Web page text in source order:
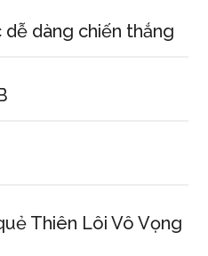
dàng chiến thắng
Thiên Lôi Vô Vọng